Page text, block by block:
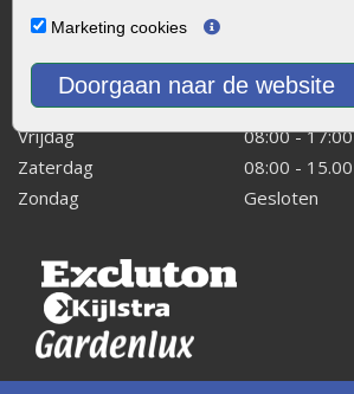
Marketing cookies
Doorgaan naar de website
Maandag
Woensdag
08:00 - 17:00
Donderdag
08:00 - 17:00
Vrijdag
08:00 - 17:00
Zaterdag
08:00 - 15.00
Zondag
Gesloten